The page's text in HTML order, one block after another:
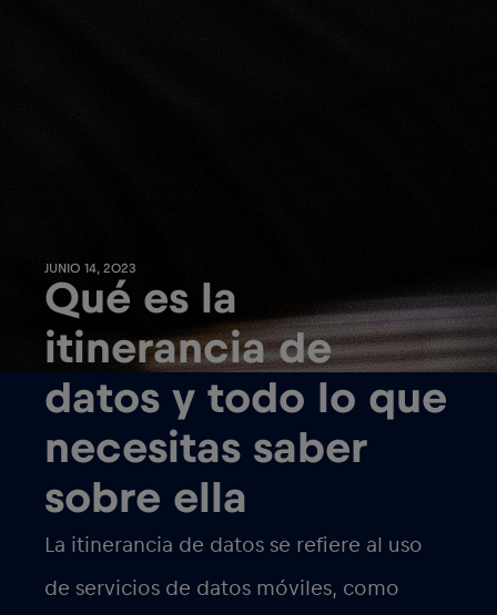
diferencia entre itinerancia regional e
itinerancia internacional :
La itinerancia regional y la itinerancia
internacional son dos conceptos
diferentes relacionados con el uso de los
servicios de telefonía móvil durante los
viajes.